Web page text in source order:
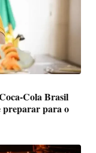
Cola Brasil
preparar para o